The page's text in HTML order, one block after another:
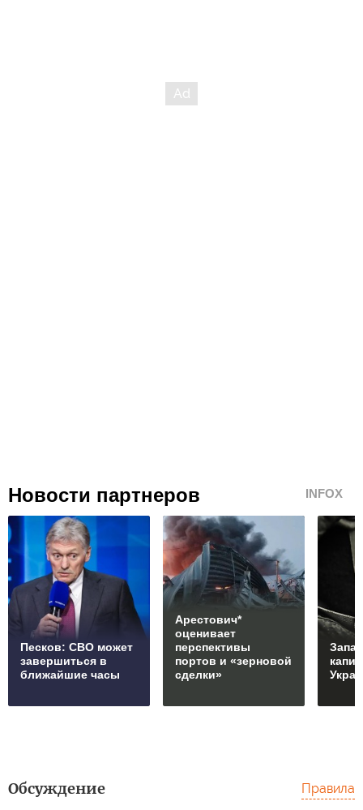
Новости партнеров INFOX
Песков: СВО может
завершиться в
ближайшие часы
Арестович*
оценивает
перспективы
портов и «зерновой
сделки»
Обсуждение Правила